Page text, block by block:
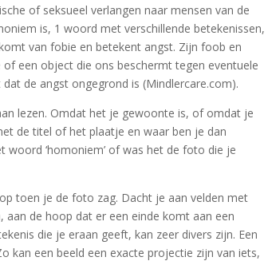
of seksueel verlangen naar mensen van de
is, 1 woord met verschillende betekenissen,
van fobie en betekent angst. Zijn foob en
een object die ons beschermt tegen eventuele
de angst ongegrond is (Mindlercare.com).
lezen. Omdat het je gewoonte is, of omdat je
de titel of het plaatje en waar ben je dan
‘homoniem’ of was het de foto die je
toen je de foto zag. Dacht je aan velden met
de hoop dat er een einde komt aan een
die je eraan geeft, kan zeer divers zijn. Een
kan een beeld een exacte projectie zijn van iets,